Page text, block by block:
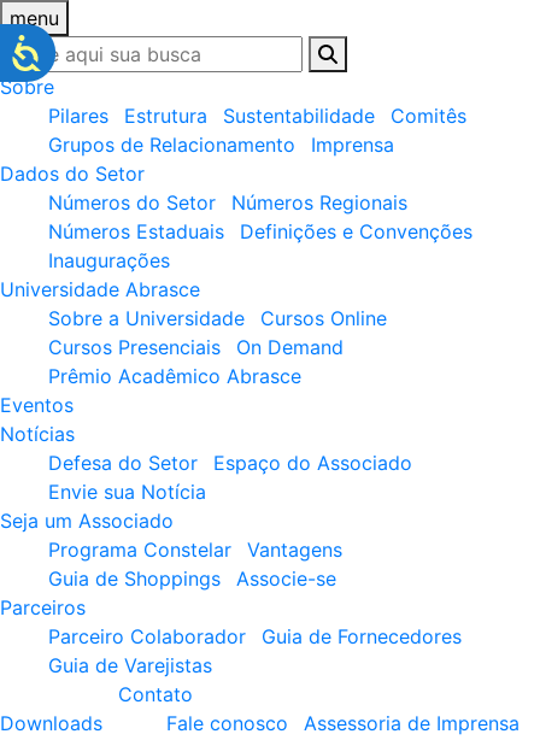
menu
Sobre
Pilares
Estrutura Sustentabilidade
Comitês
Grupos de Relacionamento
Imprensa
Dados do Setor
Números do Setor
Números Regionais
Números Estaduais
Definições e Convenções
Inaugurações
Universidade Abrasce
Sobre a Universidade
Cursos Online
Cursos Presenciais
On Demand
Prêmio Acadêmico Abrasce
Eventos
Notícias
Defesa do Setor
Espaço do Associado
Envie sua Notícia
Seja um Associado
Programa Constelar
Vantagens
Guia de Shoppings
Associe-se
Parceiros
Parceiro Colaborador
Guia de Fornecedores
Guia de Varejistas
Downloads
Contato
Fale conosco
Assessoria de Imprensa